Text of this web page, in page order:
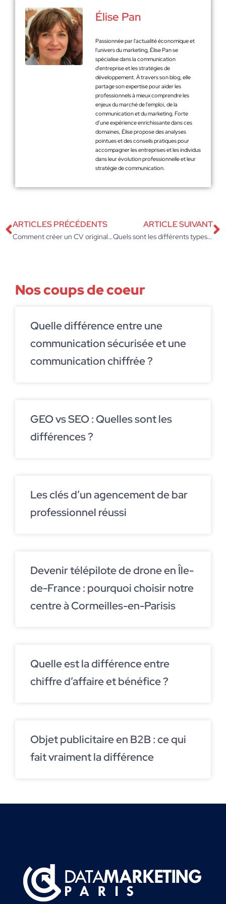
Élise Pan
Passionnée par l'actualité économique et
l'univers du marketing, Élise Pan se
spécialise dans la communication
d'entreprise et les stratégies de
développement. À travers son blog, elle
partage son expertise pour aider les
professionnels à mieux comprendre les
enjeux du marché de l'emploi, de la
communication et du marketing. Forte
d’une expérience enrichissante dans ces
domaines, Élise propose des analyses
pointues et des conseils pratiques pour
accompagner les entreprises et les individus
dans leur évolution professionnelle et leur
stratégie de communication.
ARTICLES PRÉCÉDENTS
Comment créer un CV original pour la recherche d’emploi ?
ARTICLE SUIVANT
Quels sont les différents types d’espaces de coworking ?
Nos coups de coeur
Quelle différence entre une
communication sécurisée et une
communication chiffrée ?
GEO vs SEO : Quelles sont les
différences ?
Les clés d’un agencement de bar
professionnel réussi
Devenir télépilote de drone en Île-
de-France : pourquoi choisir notre
centre à Cormeilles-en-Parisis
Quelle est la différence entre
chiffre d’affaire et bénéfice ?
Objet publicitaire en B2B : ce qui
fait vraiment la différence